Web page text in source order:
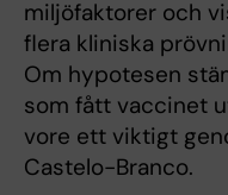
miljöfaktorer och
flera kliniska
Om hypotesen
som fått vaccinet
vore ett viktigt
Castelo-Branco.